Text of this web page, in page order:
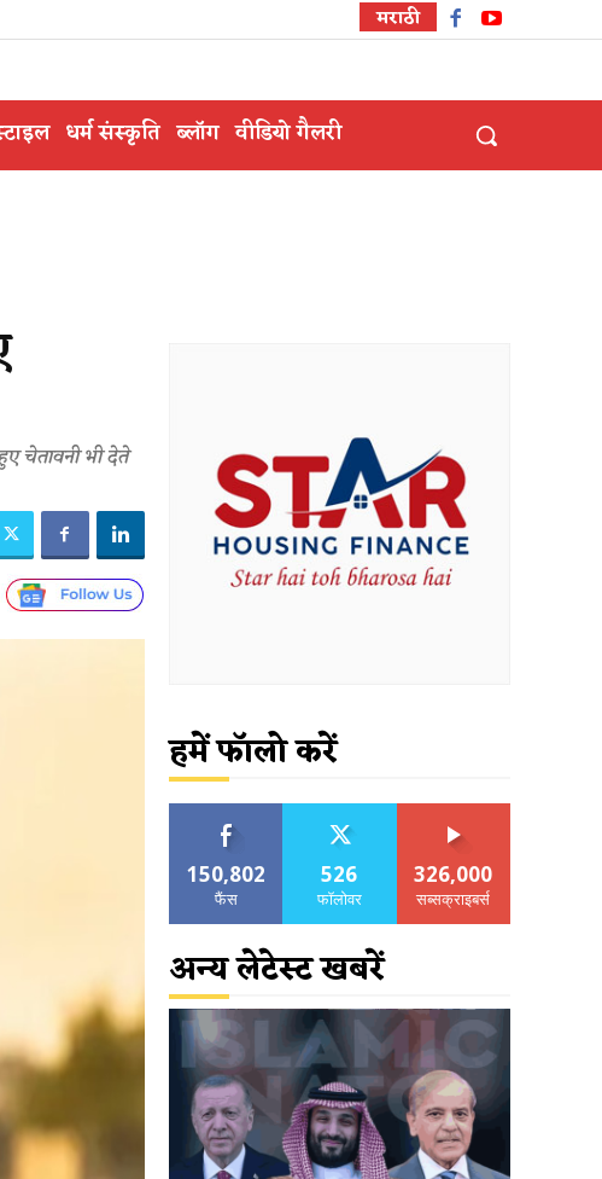
मराठी
धर्म संस्कृति ब्लॉग वीडियो गैलरी
चेतावनी भी देते
हमें फॉलो करें
150,802
फैंस
526
फॉलोवर
326,000
सब्सक्राइबर्स
अन्य लेटेस्ट खबरें